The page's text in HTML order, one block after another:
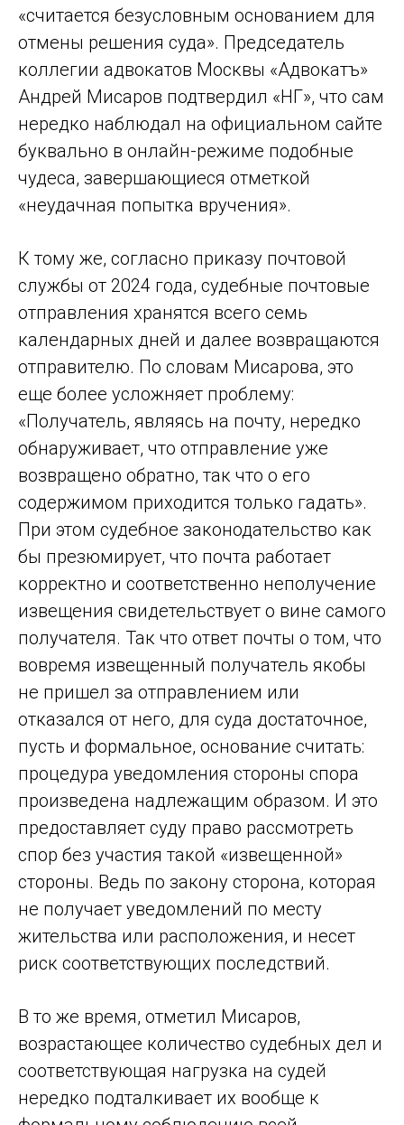
«считается безусловным основанием для
отмены решения суда». Председатель
коллегии адвокатов Москвы «Адвокатъ»
Андрей Мисаров подтвердил «НГ», что сам
нередко наблюдал на официальном сайте
буквально в онлайн-режиме подобные
чудеса, завершающиеся отметкой
«неудачная попытка вручения».
К тому же, согласно приказу почтовой
службы от 2024 года, судебные почтовые
отправления хранятся всего семь
календарных дней и далее возвращаются
отправителю. По словам Мисарова, это
еще более усложняет проблему:
«Получатель, являясь на почту, нередко
обнаруживает, что отправление уже
возвращено обратно, так что о его
содержимом приходится только гадать».
При этом судебное законодательство как
бы презюмирует, что почта работает
корректно и соответственно неполучение
извещения свидетельствует о вине самого
получателя. Так что ответ почты о том, что
вовремя извещенный получатель якобы
не пришел за отправлением или
отказался от него, для суда достаточное,
пусть и формальное, основание считать:
процедура уведомления стороны спора
произведена надлежащим образом. И это
предоставляет суду право рассмотреть
спор без участия такой «извещенной»
стороны. Ведь по закону сторона, которая
не получает уведомлений по месту
жительства или расположения, и несет
риск соответствующих последствий.
В то же время, отметил Мисаров,
возрастающее количество судебных дел и
соответствующая нагрузка на судей
нередко подталкивает их вообще к